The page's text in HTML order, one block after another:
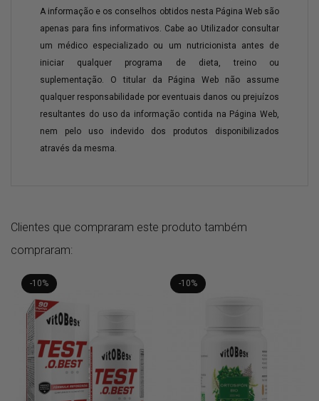
A informação e os conselhos obtidos nesta Página Web são
apenas para fins informativos. Cabe ao Utilizador consultar
um médico especializado ou um nutricionista antes de
iniciar qualquer programa de dieta, treino ou
suplementação. O titular da Página Web não assume
qualquer responsabilidade por eventuais danos ou prejuízos
resultantes do uso da informação contida na Página Web,
nem pelo uso indevido dos produtos disponibilizados
através da mesma.
Clientes que compraram este produto também
compraram:
-10% -10%